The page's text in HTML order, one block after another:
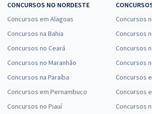
CONCURSOS NO NORDESTE
Concursos em Alagoas
Concursos na Bahia
Concursos no Ceará
Concursos no Maranhão
Concursos na Paraíba
Concursos em Pernambuco
Concursos no Piauí
Concursos
Concursos
Concursos
Concursos
Concursos
Concursos
Concursos